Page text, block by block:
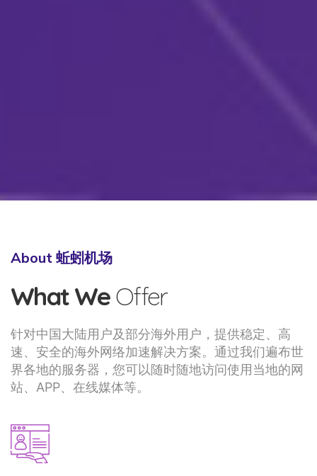
About 蚯蚓机场
What WeOffer
针对中国大陆用户及部分海外用户，提供稳定、高
速、安全的海外网络加速解决方案。通过我们遍布世
界各地的服务器，您可以随时随地访问使用当地的网
站、APP、在线媒体等。